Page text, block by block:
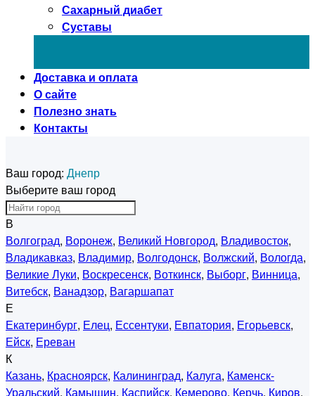
Сахарный диабет
Суставы
Доставка и оплата
О сайте
Полезно знать
Контакты
Ваш город: Днепр
Выберите ваш город
В
Волгоград, Воронеж, Великий Новгород, Владивосток,
Владикавказ, Владимир, Волгодонск, Волжский, Вологда,
Великие Луки, Воскресенск, Воткинск, Выборг, Винница,
Витебск, Ванадзор, Вагаршапат
Е
Екатеринбург, Елец, Ессентуки, Евпатория, Егорьевск,
Ейск, Ереван
К
Казань, Красноярск, Калининград, Калуга, Каменск-
Уральский, Камышин, Каспийск, Кемерово, Керчь, Киров,